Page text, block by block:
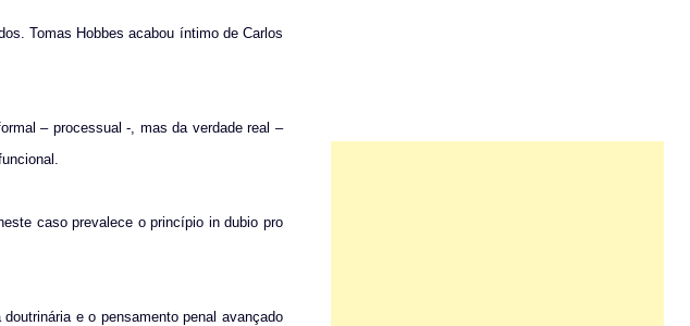
Tomas Hobbes acabou íntimo de Carlos
– processual -, mas da verdade real –
caso prevalece o princípio in dubio pro
e o pensamento penal avançado